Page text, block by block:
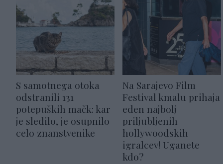
S samotnega otoka
odstranili 131
potepuških mačk: kar
je sledilo, je osupnilo
celo znanstvenike
Na Sarajevo Film
Festival kmalu prihaja
eden najbolj
priljubljenih
hollywoodskih
igralcev! Uganete
kdo?